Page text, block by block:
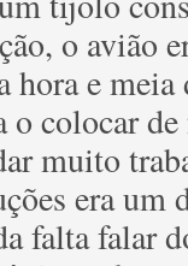
o avião
hora e
o colocar
muito
era um
falta falar